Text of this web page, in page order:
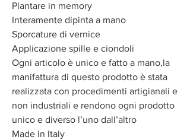
Plantare in memory
Interamente dipinta a mano
Sporcature di vernice
Applicazione spille e ciondoli
Ogni articolo è unico e fatto a mano,la
manifattura di questo prodotto è stata
realizzata con procedimenti artigianali e
non industriali e rendono ogni prodotto
unico e diverso l’uno dall’altro
Made in Italy